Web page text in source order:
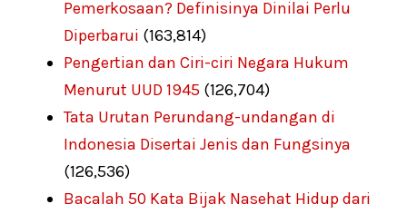
Pemerkosaan? Definisinya Dinilai Perlu
Diperbarui (163,814)
Pengertian dan Ciri-ciri Negara Hukum
Menurut UUD 1945 (126,704)
Tata Urutan Perundang-undangan di
Indonesia Disertai Jenis dan Fungsinya
(126,536)
Bacalah 50 Kata Bijak Nasehat Hidup dari